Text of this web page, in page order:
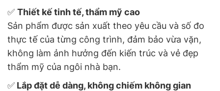
✅ Thiết kế tinh tế, thẩm mỹ cao
Sản phẩm được sản xuất theo yêu cầu và số đo
thực tế của từng công trình, đảm bảo vừa vặn,
không làm ảnh hưởng đến kiến trúc và vẻ đẹp
thẩm mỹ của ngôi nhà bạn.
✅ Lắp đặt dễ dàng, không chiếm không gian